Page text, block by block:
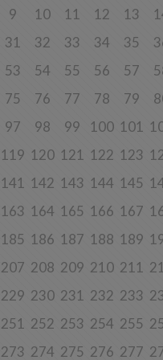
9 10 11 12 13
31 32 33 34 35
53 54 55 56 57
75 76 77 78 79
97 98 99 100 101
119 120 121 122 123
141 142 143 144 145
163 164 165 166 167
185 186 187 188 189
207 208 209 210 211
229 230 231 232 233
251 252 253 254 255
273 274 275 276 277
pomiarów
celach może uniemożliwić
do sprzeciwu
opisanych powyżej.
podstawy, które są
dane będą nam niezbędne do
w celu prowadzenia
przechowywania danych
dane osobowe:
do świadczenia usług,
lub wymagane w świetle
rozliczeniowych lub w
do dostosowania treści
wyrażenia sprzeciwu lub do